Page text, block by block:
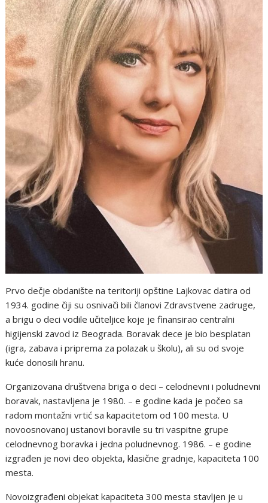
Prvo dečje obdanište na teritoriji opštine Lajkovac datira od
1934. godine čiji su osnivači bili članovi Zdravstvene zadruge,
a brigu o deci vodile učiteljice koje je finansirao centralni
higijenski zavod iz Beograda. Boravak dece je bio besplatan
(igra, zabava i priprema za polazak u školu), ali su od svoje
kuće donosili hranu.
Organizovana društvena briga o deci – celodnevni i poludnevni
boravak, nastavljena je 1980. – e godine kada je počeo sa
radom montažni vrtić sa kapacitetom od 100 mesta. U
novoosnovanoj ustanovi boravile su tri vaspitne grupe
celodnevnog boravka i jedna poludnevnog. 1986. – e godine
izgrađen je novi deo objekta, klasične gradnje, kapaciteta 100
mesta.
Novoizgrađeni objekat kapaciteta 300 mesta stavljen je u